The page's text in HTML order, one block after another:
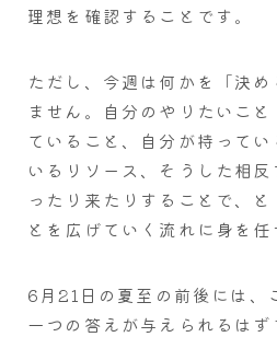
理想を確認することです。
ただし、今週は何かを「決
ません。自分のやりたいこ
ていること、自分が持って
いるリソース、そうした相
ったり来たりすることで、
とを広げていく流れに身を任
6月21日の夏至の前後には、
一つの答えが与えられるはず